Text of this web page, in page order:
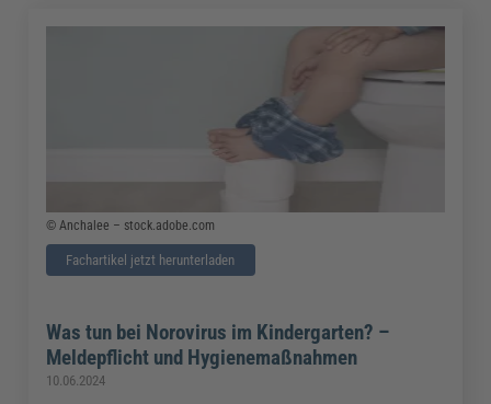
© Anchalee – stock.adobe.com
Fachartikel jetzt herunterladen
Was tun bei Norovirus im Kindergarten? –
Meldepflicht und Hygienemaßnahmen
10.06.2024